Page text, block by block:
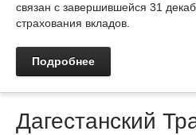
связан с завершившейся 31
страхования вкладов.
Подробнее
Дагестанский